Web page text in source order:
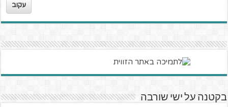
עקוב
בקטנה על ישי שורבה